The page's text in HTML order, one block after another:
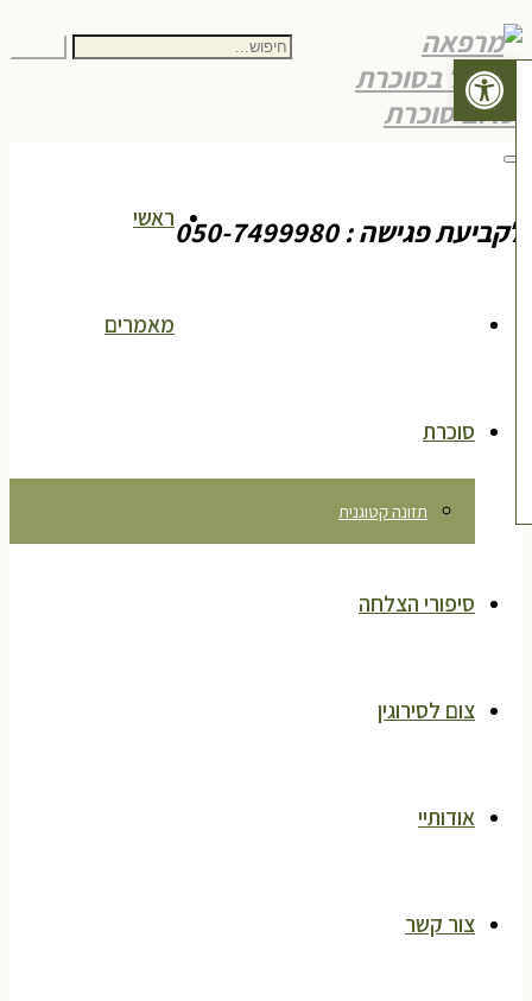
חיפוש
תפריט
פגישה : 050-7499980 ראשי
מאמרים
סוכרת
תזונה קטוגנית
סיפורי הצלחה
צום לסירוגין
אודותיי
צור קשר
פתח סרגל נגישות